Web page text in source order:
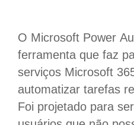
O Microsoft Power
ferramenta que faz
serviços Microsoft
automatizar tarefas
Foi projetado para